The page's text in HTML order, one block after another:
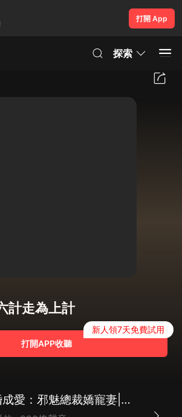
打開 App
探索
計走為上計
打開APP收聽
新人領7天免費試用
昏婚成愛：邪魅總裁嬌寵妻|霸總沙豬|現言|AI多播